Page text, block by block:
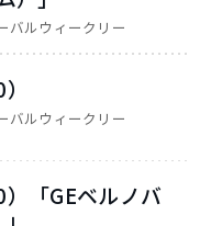
バルウィークリー
バルウィークリー
「GEベルノバ